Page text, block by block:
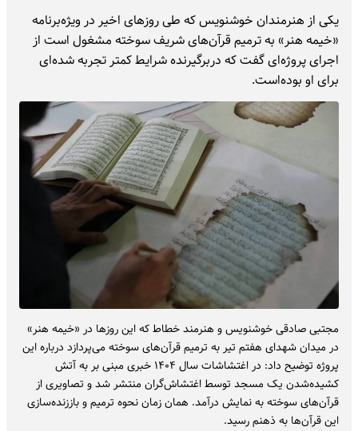
یکی از هنرمندان خوشنویس که طی روزهای اخیر در ویژه‌برنامه
«خیمه هنر» به ترمیم قرآن‌های شریف سوخته مشغول است از
اجرای پروژه‌ای گفت که دربرگیرنده شرایط کمتر تجربه شده‌ای
برای او بوده‌است.
مجتبی صادقی خوشنویس و هنرمند خطاط که این روزها در «خیمه هنر»
در میدان شهدای هفتم تیر به ترمیم قرآن‌های سوخته می‌پردازد درباره این
پروژه توضیح داد: در اغتشاشات سال ۱۴۰۴ خبری مبنی بر به آتش
کشیده‌شدن یک مسجد توسط اغتشاش‌گران منتشر شد و تصاویری از
قرآن‌های سوخته به نمایش درآمد. همان زمان نحوه ترمیم و باززنده‌سازی
این قرآن‌ها به ذهنم رسید.